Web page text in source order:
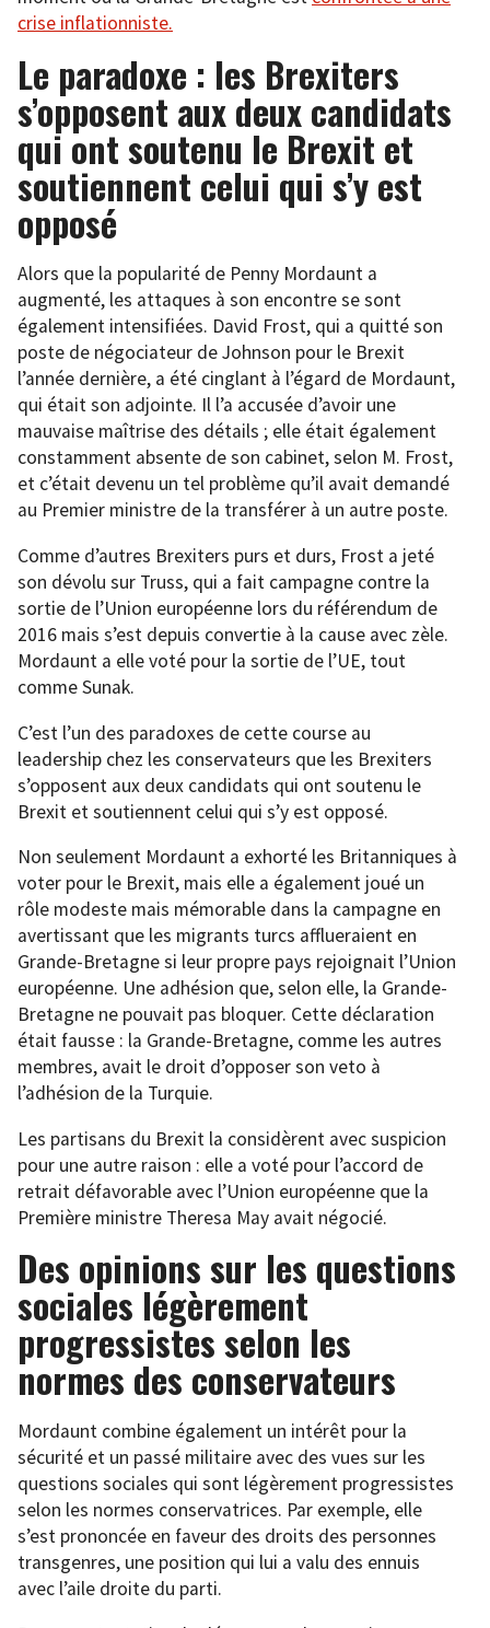
crise inflationniste.
Le paradoxe : les Brexiters
s’opposent aux deux candidats
qui ont soutenu le Brexit et
soutiennent celui qui s’y est
opposé
Alors que la popularité de Penny Mordaunt a
augmenté, les attaques à son encontre se sont
également intensifiées. David Frost, qui a quitté son
poste de négociateur de Johnson pour le Brexit
l’année dernière, a été cinglant à l’égard de Mordaunt,
qui était son adjointe. Il l’a accusée d’avoir une
mauvaise maîtrise des détails ; elle était également
constamment absente de son cabinet, selon M. Frost,
et c’était devenu un tel problème qu’il avait demandé
au Premier ministre de la transférer à un autre poste.
Comme d’autres Brexiters purs et durs, Frost a jeté
son dévolu sur Truss, qui a fait campagne contre la
sortie de l’Union européenne lors du référendum de
2016 mais s’est depuis convertie à la cause avec zèle.
Mordaunt a elle voté pour la sortie de l’UE, tout
comme Sunak.
C’est l’un des paradoxes de cette course au
leadership chez les conservateurs que les Brexiters
s’opposent aux deux candidats qui ont soutenu le
Brexit et soutiennent celui qui s’y est opposé.
Non seulement Mordaunt a exhorté les Britanniques à
voter pour le Brexit, mais elle a également joué un
rôle modeste mais mémorable dans la campagne en
avertissant que les migrants turcs afflueraient en
Grande-Bretagne si leur propre pays rejoignait l’Union
européenne. Une adhésion que, selon elle, la Grande-
Bretagne ne pouvait pas bloquer. Cette déclaration
était fausse : la Grande-Bretagne, comme les autres
membres, avait le droit d’opposer son veto à
l’adhésion de la Turquie.
Les partisans du Brexit la considèrent avec suspicion
pour une autre raison : elle a voté pour l’accord de
retrait défavorable avec l’Union européenne que la
Première ministre Theresa May avait négocié.
Des opinions sur les questions
sociales légèrement
progressistes selon les
normes des conservateurs
Mordaunt combine également un intérêt pour la
sécurité et un passé militaire avec des vues sur les
questions sociales qui sont légèrement progressistes
selon les normes conservatrices. Par exemple, elle
s’est prononcée en faveur des droits des personnes
transgenres, une position qui lui a valu des ennuis
avec l’aile droite du parti.